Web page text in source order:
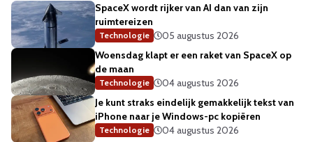
SpaceX wordt rijker van AI dan van zijn
ruimtereizen
Technologie
05 augustus 2026
Woensdag klapt er een raket van SpaceX op
de maan
Technologie
04 augustus 2026
Je kunt straks eindelijk gemakkelijk tekst van
iPhone naar je Windows-pc kopiëren
Technologie
04 augustus 2026